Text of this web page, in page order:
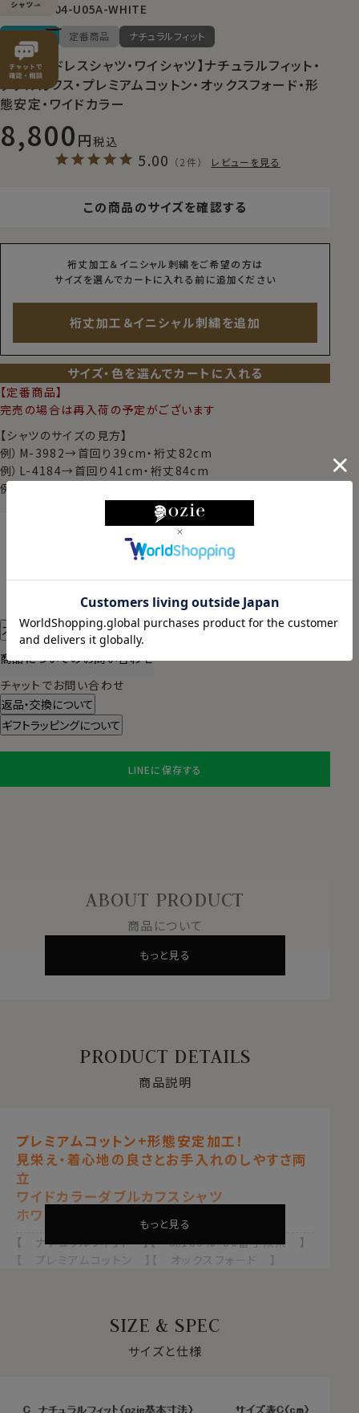
商品番号 8004-U05A-WHITE
送料無料 定番商品 ナチュラルフィット
【メンズ・ドレスシャツ・ワイシャツ】ナチュラルフィット・
ダブルカフス・プレミアムコットン・オックスフォード・形
態安定・ワイドカラー
8,800 税込
5.00 （2件） レビューを見る
この商品のサイズを確認する
裄丈加工＆イニシャル刺繍をご希望の方は
サイズを選んでカートに入れる前に追加ください
裄丈加工＆イニシャル刺繍を追加
サイズ・色を選んでカートに入れる
【定番商品】
完売の場合は再入荷の予定がございます
【シャツのサイズの見方】
例）M-3982→首回り39cm・裄丈82cm
例）L-4184→首回り41cm・裄丈84cm
例）TALL-L-4190→首回り41cm・裄丈90cm
2026/08/11（火）に宅配便でお届けします。
（※裄丈加工・刺繍がある場合は除く）
スタイル・サイズについて詳しく見る
商品についてのお問い合わせ
チャットでお問い合わせ
返品・交換について
ギフトラッピングについて
LINEに保存する
ABOUT PRODUCT
商品について
もっと見る
PRODUCT DETAILS
商品説明
プレミアムコットン+形態安定加工！
見栄え・着心地の良さとお手入れのしやすさ両
立
ワイドカラーダブルカフスシャツ
ホワイト 白
【 ナチュラルフィット 】【 綿100%・80番手双糸 】
【 プレミアムコットン 】【 オックスフォード 】
超長綿は世界の綿生産量のたった3％しかない希少性の
もっと見る
SIZE & SPEC
サイズと仕様